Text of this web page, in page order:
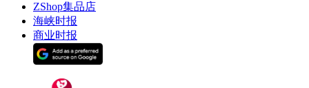
ZShop集品店
海峡时报
商业时报